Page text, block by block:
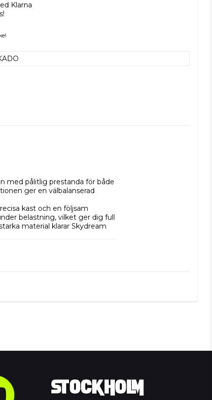
Klarna
med pålitlig prestanda för både
ger en välbalanserad
kast och en följsam
belastning, vilket ger dig full
material klarar Skydream
ett pålitligt val som levererar